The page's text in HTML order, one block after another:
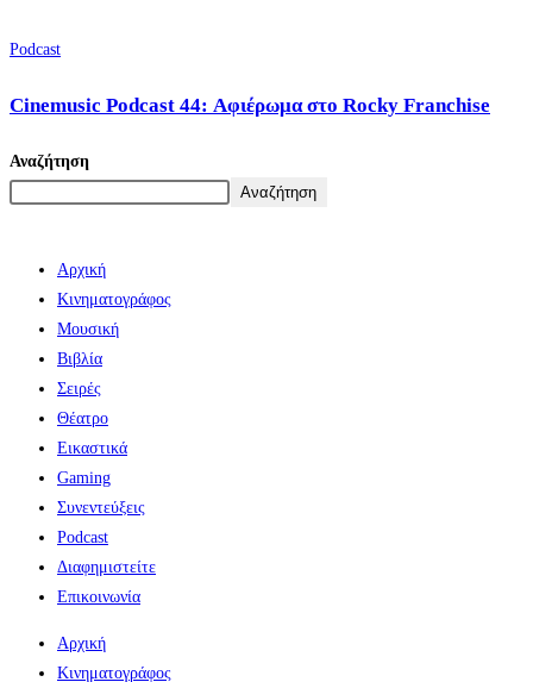
Podcast
Cinemusic Podcast 44: Αφιέρωμα στο Rocky Franchise
Αναζήτηση
Αναζήτηση
Αρχική
Κινηματογράφος
Μουσική
Βιβλία
Σειρές
Θέατρο
Εικαστικά
Gaming
Συνεντεύξεις
Podcast
Διαφημιστείτε
Επικοινωνία
Αρχική
Κινηματογράφος